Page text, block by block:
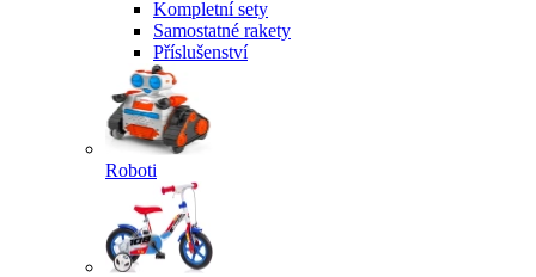
Kompletní sety
Samostatné rakety
Příslušenství
Roboti